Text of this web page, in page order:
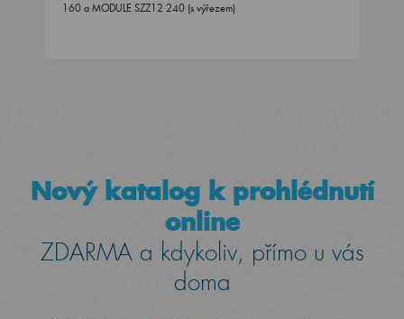
160 a MODULE SZZ12 240 (s výřezem)
Nový katalog k prohlédnutí
online
ZDARMA a kdykoliv, přímo u vás
doma